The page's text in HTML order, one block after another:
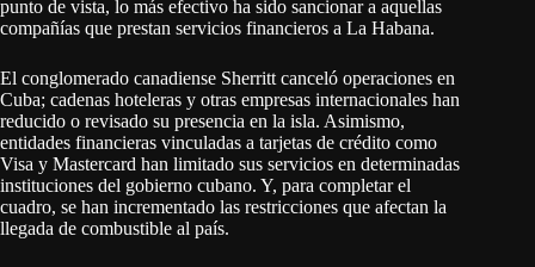
punto de vista, lo más efectivo ha sido sancionar a aquellas
compañías que prestan servicios financieros a La Habana.
El conglomerado canadiense Sherritt canceló operaciones en
Cuba; cadenas hoteleras y otras empresas internacionales han
reducido o revisado su presencia en la isla. Asimismo,
entidades financieras vinculadas a tarjetas de crédito como
Visa y Mastercard han limitado sus servicios en determinadas
instituciones del gobierno cubano. Y, para completar el
cuadro, se han incrementado las restricciones que afectan la
llegada de combustible al país.